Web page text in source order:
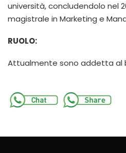
università, concludendolo nel
magistrale in Marketing e
RUOLO:
Attualmente sono addetta al